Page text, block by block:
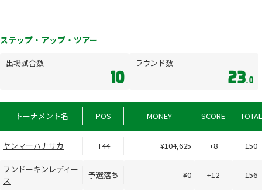
ステップ・アップ・ツアー
出場試合数
10
ラウンド数
23.0
トーナメント名 POS MONEY SCORE TOTAL
ヤンマーハナサカ T44 ¥104,625 +8 150
フンドーキンレディー
ス
予選落ち ¥0 +12 156